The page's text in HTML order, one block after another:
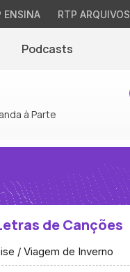
ENSINA RTP ARQUIVOS
Podcasts
à Parte
de Canções
/ Viagem de Inverno